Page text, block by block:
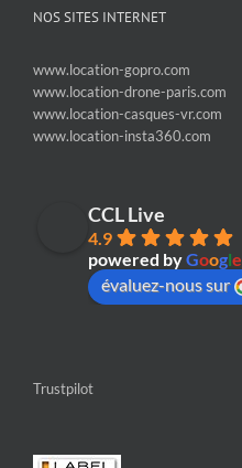
NOS SITES INTERNET
www.location-gopro.com
www.location-drone-paris.com
www.location-casques-vr.com
www.location-insta360.com
CCL Live
4.9
powered byGoogle
évaluez-nous sur
Trustpilot